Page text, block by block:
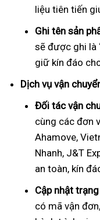
liệu tiên tiến
Ghi tên sản
sẽ được ghi là
giữ kín đáo
Dịch vụ vận
Đối tác vận
cùng các đơn
Ahamove,
Nhanh, J&T
an toàn, kín
Cập nhật
có mã vận